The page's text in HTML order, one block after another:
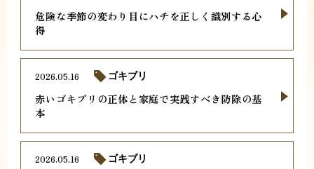
危険な季節の変わり目にハチを正しく識別する心
得
赤いゴキブリの正体と家庭で実践すべき防除の基
本
2026.05.16 ゴキブリ
2026.05.16 ゴキブリ